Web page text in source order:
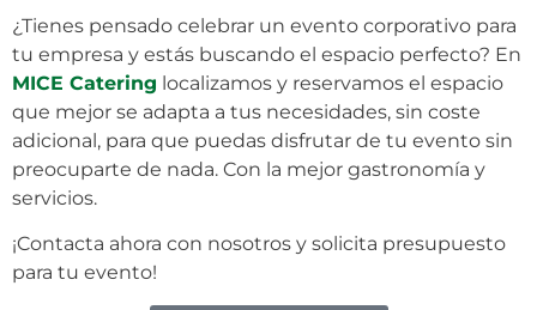
¿Tienes pensado celebrar un evento corporativo para
tu empresa y estás buscando el espacio perfecto? En
MICE Catering localizamos y reservamos el espacio
que mejor se adapta a tus necesidades, sin coste
adicional, para que puedas disfrutar de tu evento sin
preocuparte de nada. Con la mejor gastronomía y
servicios.
¡Contacta ahora con nosotros y solicita presupuesto
para tu evento!